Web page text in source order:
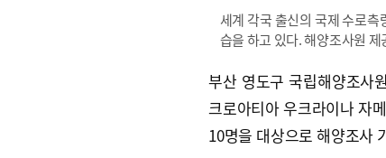
세계 각국 출신의 국제 수로
습을 하고 있다. 해양조사원 제
부산 영도구 국립해양조사
크로아티아 우크라이나 자
10명을 대상으로 해양조사